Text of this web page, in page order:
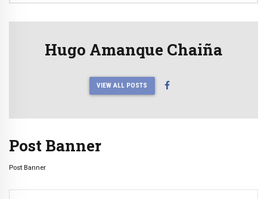
Hugo Amanque Chaiña
VIEW ALL POSTS
Post Banner
Post Banner